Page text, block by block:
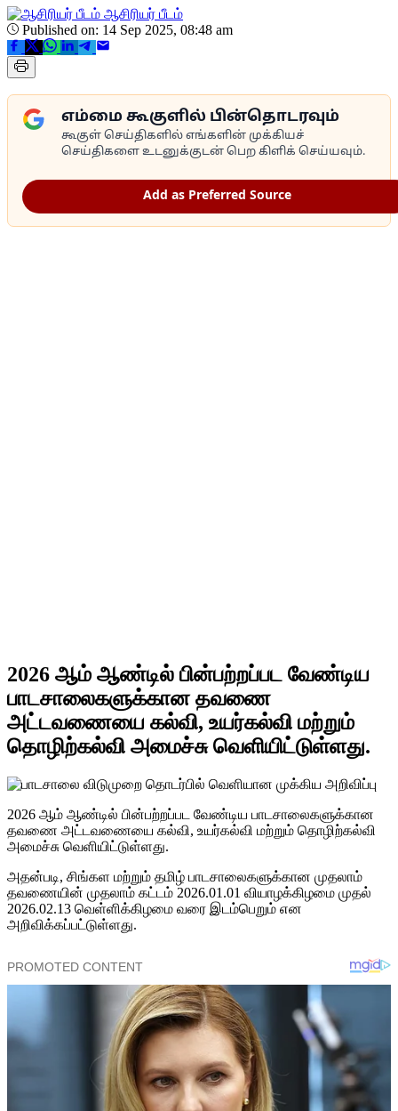
ஆசிரியர் பீடம்
Published on: 14 Sep 2025, 08:48 am
எம்மை கூகுளில் பின்தொடரவும்
கூகுள் செய்திகளில் எங்களின் முக்கியச்
செய்திகளை உடனுக்குடன் பெற கிளிக் செய்யவும்.
Add as Preferred Source
2026 ஆம் ஆண்டில் பின்பற்றப்பட வேண்டிய
பாடசாலைகளுக்கான தவணை
அட்டவணையை கல்வி, உயர்கல்வி மற்றும்
தொழிற்கல்வி அமைச்சு வெளியிட்டுள்ளது.
2026 ஆம் ஆண்டில் பின்பற்றப்பட வேண்டிய பாடசாலைகளுக்கான
தவணை அட்டவணையை கல்வி, உயர்கல்வி மற்றும் தொழிற்கல்வி
அமைச்சு வெளியிட்டுள்ளது.
அதன்படி, சிங்கள மற்றும் தமிழ் பாடசாலைகளுக்கான முதலாம்
தவணையின் முதலாம் கட்டம் 2026.01.01 வியாழக்கிழமை முதல்
2026.02.13 வெள்ளிக்கிழமை வரை இடம்பெறும் என
அறிவிக்கப்பட்டுள்ளது.